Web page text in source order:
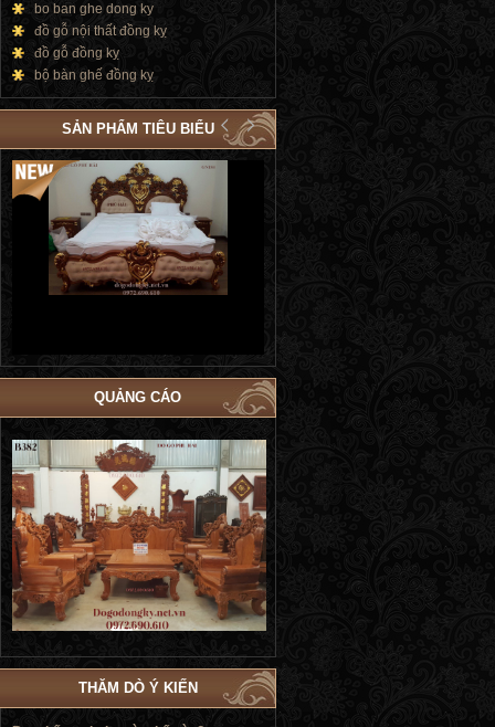
bo ban ghe dong ky
đồ gỗ nội thất đồng kỵ
đồ gỗ đồng kỵ
bộ bàn ghế đồng kỵ
SẢN PHẨM TIÊU BIỂU
Bộ Giường Ngủ Tủ Áo Phòng Cưới Đẹp
| Đồ Gỗ Phú Hải GN183
Giường Ngủ Victoria Tân Cổ
Vàng | Đồ Gỗ Phú Hải GN176
QUẢNG CÁO
THĂM DÒ Ý KIẾN